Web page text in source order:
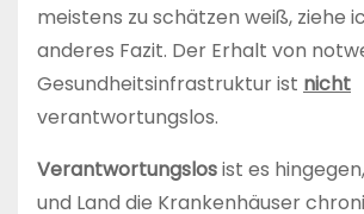
meistens zu schätzen weiß, ziehe
anderes Fazit. Der Erhalt von
Gesundheitsinfrastruktur ist nicht
verantwortungslos.
Verantwortungslosist es
und Land die Krankenhäuser